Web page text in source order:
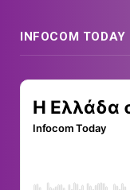
INFOCOM TODAY